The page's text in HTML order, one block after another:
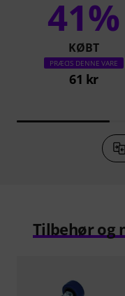
41%
KØBT
PRÆCIS DENNE VARE
61 kr
Tilbehør og